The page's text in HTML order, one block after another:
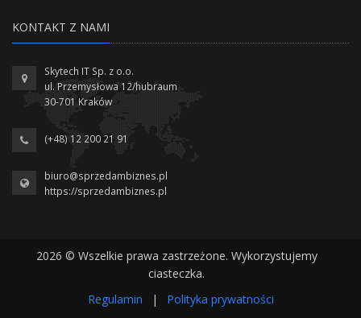
KONTAKT Z NAMI
Skytech IT Sp. z o.o.
ul. Przemysłowa 12/hubraum
30-701 Kraków
(+48) 12 200 21 91
biuro@sprzedambiznes.pl
https://sprzedambiznes.pl
2026 © Wszelkie prawa zastrzeżone. Wykorzystujemy
ciasteczka.
Regulamin
| Polityka prywatności